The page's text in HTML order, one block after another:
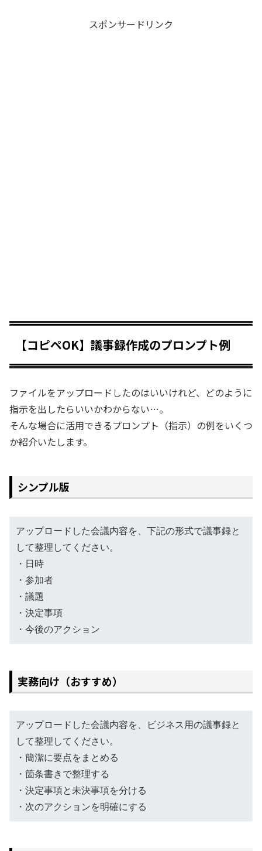
スポンサードリンク
【コピペOK】議事録作成のプロンプト例
ファイルをアップロードしたのはいいけれど、どのように
指示を出したらいいかわからない…。
そんな場合に活用できるプロンプト（指示）の例をいくつ
か紹介いたします。
シンプル版
アップロードした会議内容を、下記の形式で議事録と
して整理してください。
・日時
・参加者
・議題
・決定事項
・今後のアクション
実務向け（おすすめ）
アップロードした会議内容を、ビジネス用の議事録と
して整理してください。
・簡潔に要点をまとめる
・箇条書きで整理する
・決定事項と未決事項を分ける
・次のアクションを明確にする